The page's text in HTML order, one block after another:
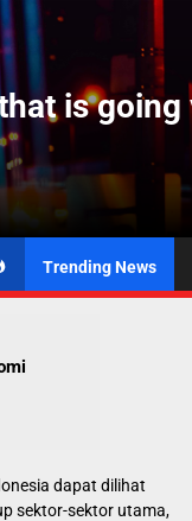
is going
Trending News
dapat dilihat
sektor-sektor utama,